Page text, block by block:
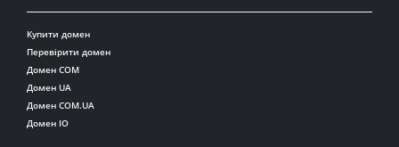
Купити домен
Перевірити домен
Домен COM
Домен UA
Домен COM.UA
Домен IO